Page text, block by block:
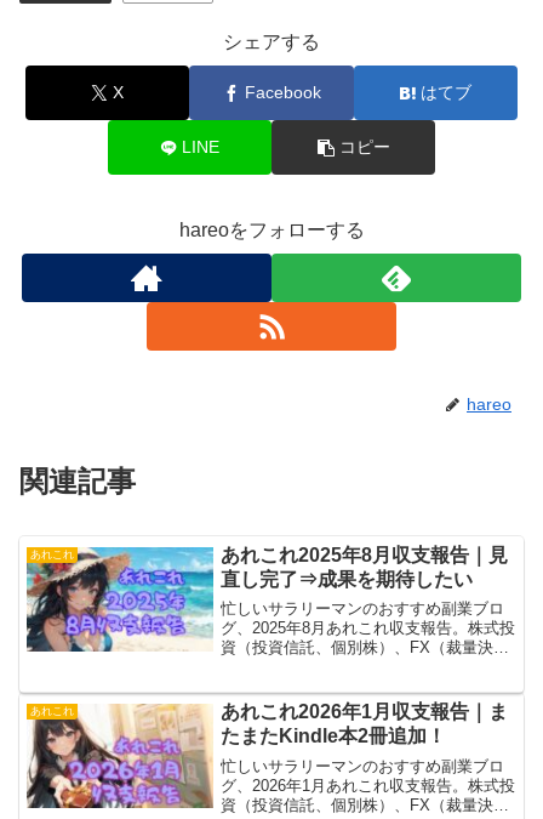
シェアする
X Facebook はてブ
LINE コピー
hareoをフォローする
hareo
関連記事
あれこれ
あれこれ2025年8月収支報告｜見
直し完了⇒成果を期待したい
忙しいサラリーマンのおすすめ副業ブロ
グ、2025年8月あれこれ収支報告。株式投
資（投資信託、個別株）、FX（裁量決
電子書籍とか）含めてプラス⇒更なる成
果に期待。
あれこれ
あれこれ2026年1月収支報告｜ま
たまたKindle本2冊追加！
忙しいサラリーマンのおすすめ副業ブロ
グ、2026年1月あれこれ収支報告。株式投
資（投資信託、個別株）、FX（裁量決